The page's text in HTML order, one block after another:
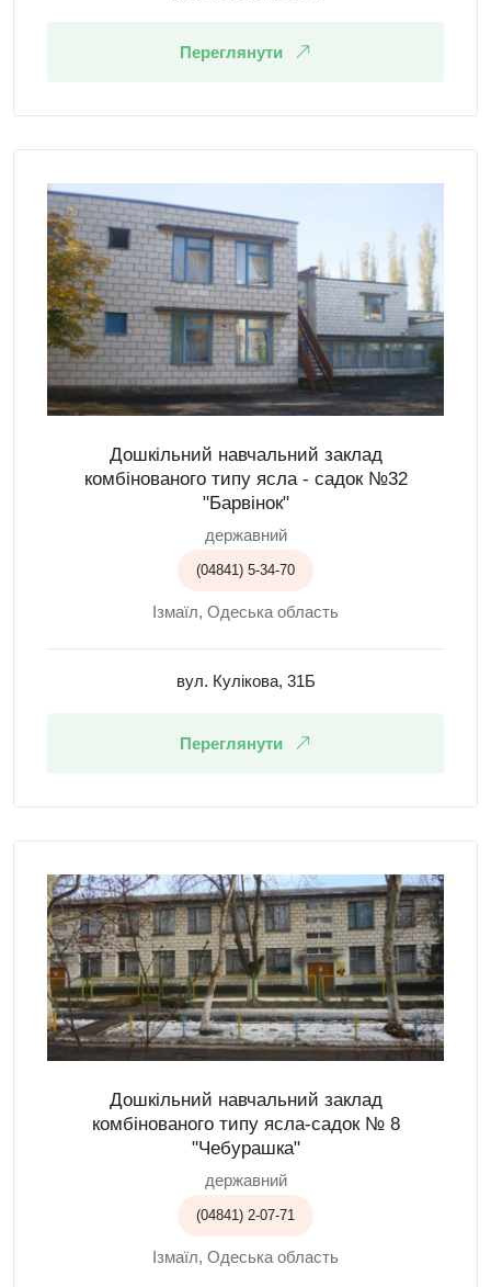
Переглянути
Дошкільний навчальний заклад
комбінованого типу ясла - садок №32
"Барвінок"
державний
(04841) 5-34-70
Ізмаїл, Одеська область
вул. Кулікова, 31Б
Переглянути
Дошкільний навчальний заклад
комбінованого типу ясла-садок № 8
"Чебурашка"
державний
(04841) 2-07-71
Ізмаїл, Одеська область